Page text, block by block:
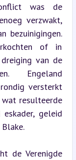
was de
verzwakt,
bezuinigingen.
of in
van de
Engeland
versterkt
resulteerde
geleid
de Verenigde